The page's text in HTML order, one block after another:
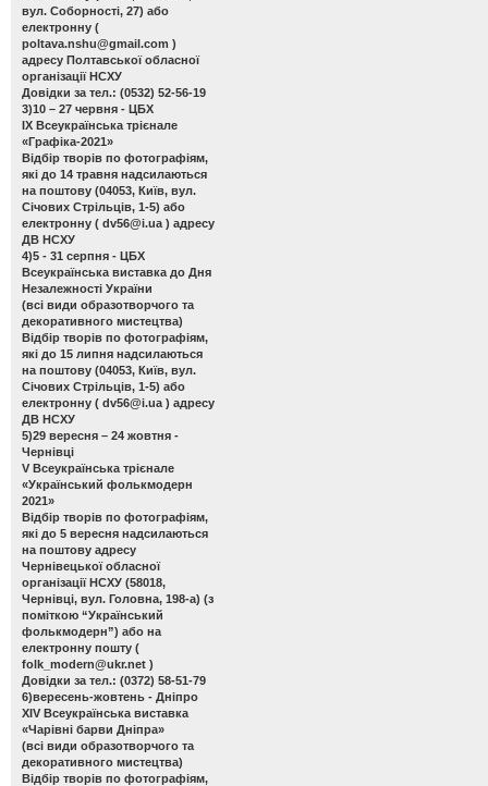
вул. Соборності, 27) або
електронну (
poltava.nshu@gmail.com )
адресу Полтавської обласної
організації НСХУ
Довідки за тел.: (0532) 52-56-19
3)10 – 27 червня - ЦБХ
ІХ Всеукраїнська трієнале
«Графіка-2021»
Відбір творів по фотографіям,
які до 14 травня надсилаються
на поштову (04053, Київ, вул.
Січових Стрільців, 1-5) або
електронну ( dv56@i.ua ) адресу
ДВ НСХУ
4)5 - 31 серпня - ЦБХ
Всеукраїнська виставка до Дня
Незалежності України
(всі види образотворчого та
декоративного мистецтва)
Відбір творів по фотографіям,
які до 15 липня надсилаються
на поштову (04053, Київ, вул.
Січових Стрільців, 1-5) або
електронну ( dv56@i.ua ) адресу
ДВ НСХУ
5)29 вересня – 24 жовтня -
Чернівці
V Всеукраїнська трієнале
«Український фолькмодерн
2021»
Відбір творів по фотографіям,
які до 5 вересня надсилаються
на поштову адресу
Чернівецької обласної
організації НСХУ (58018,
Чернівці, вул. Головна, 198-а) (з
поміткою “Український
фолькмодерн”) або на
електронну пошту (
folk_modern@ukr.net )
Довідки за тел.: (0372) 58-51-79
6)вересень-жовтень - Дніпро
ХІV Всеукраїнська виставка
«Чарівні барви Дніпра»
(всі види образотворчого та
декоративного мистецтва)
Відбір творів по фотографіям,